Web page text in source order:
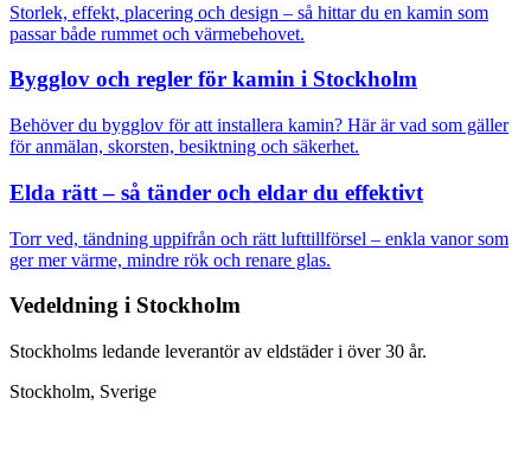
Storlek, effekt, placering och design – så hittar du en kamin som
passar både rummet och värmebehovet.
Bygglov och regler för kamin i Stockholm
Behöver du bygglov för att installera kamin? Här är vad som gäller
för anmälan, skorsten, besiktning och säkerhet.
Elda rätt – så tänder och eldar du effektivt
Torr ved, tändning uppifrån och rätt lufttillförsel – enkla vanor som
ger mer värme, mindre rök och renare glas.
Vedeldning i Stockholm
Stockholms ledande leverantör av eldstäder i över 30 år.
Stockholm, Sverige